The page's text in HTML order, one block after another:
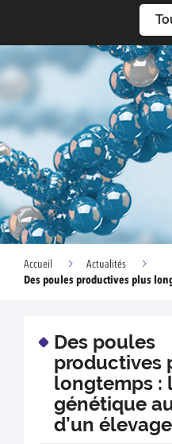
Accueil
Actualités
Des poules productives plus
Des poules
productives
longtemps :
génétique
d’un